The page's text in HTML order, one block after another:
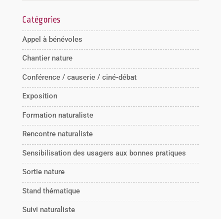
Catégories
Appel à bénévoles
Chantier nature
Conférence / causerie / ciné-débat
Exposition
Formation naturaliste
Rencontre naturaliste
Sensibilisation des usagers aux bonnes pratiques
Sortie nature
Stand thématique
Suivi naturaliste